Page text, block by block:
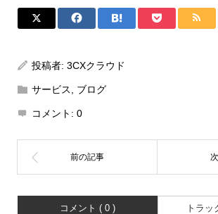
投稿者: 3CXクラウド
サービス ブログ
コメント: 0
コメント ( 0 ) トラッ